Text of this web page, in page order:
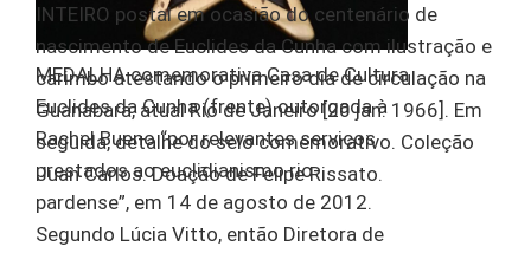
MEDALHA comemorativa Casa de Cultura
Euclides da Cunha (frente) outorgada à
Rachel Bueno “por relevantes serviços
prestados ao euclidianismo rio-
pardense”, em 14 de agosto de 2012.
Segundo Lúcia Vitto, então Diretora de
INTEIRO postal em ocasião do centenário de
nascimento de Euclides da Cunha com ilustração e
carimbo atestando o primeiro dia de circulação na
Guanabara, atual Rio de Janeiro [20 jan. 1966]. Em
seguida, detalhe do selo comemorativo. Coleção
Juan Carlos. Doação de Felipe Rissato.